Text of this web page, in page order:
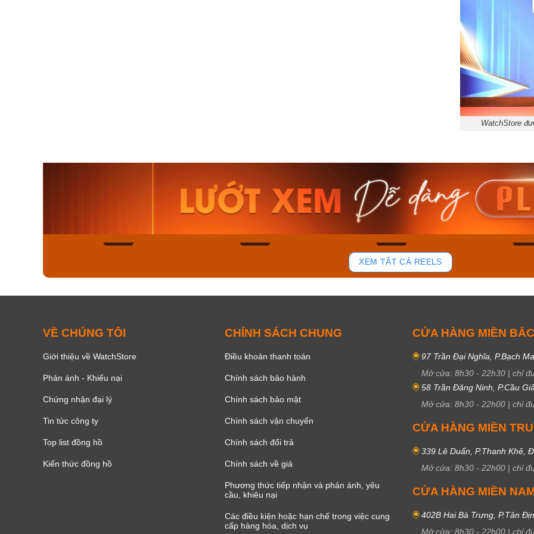
WatchStore
Casio Nam MTS-
115D-1AVDF
2.823.000₫
2.399.550₫
Mua ngay
47
Casio Nam MTS-
RS100L-1AVDF
4.276.000₫
3.634.600₫
Casio
230EL-
Mua
XEM TẤT CẢ REELS
VỀ CHÚNG TÔI
Giới thiệu về WatchStore
Phản ánh - Khiếu nại
Chứng nhận đại lý
Tin tức công ty
Top list đồng hồ
Kiến thức đồng hồ
CHÍNH SÁCH CHUNG
Điều khoản thanh toán
Chính sách bảo hành
Chính sách bảo mật
Chính sách vận chuyển
Chính sách đổi trả
Chính sách về giá
Phương thức tiếp nhận và phản ánh, yêu
cầu, khiêu nại
Các điều kiện hoặc hạn chế trong việc cung
cấp hàng hóa, dịch vụ
CỬA HÀNG MIỀN BẮC
97 Trần Đại Nghĩa, P.Bạch
Mở cửa: 8h30 - 22h30 | chỉ
58 Trần Đăng Ninh, P.Cầu
Mở cửa: 8h30 - 22h00 | chỉ
CỬA HÀNG MIỀN
339 Lê Duẩn, P.Thanh Khê,
Mở cửa: 8h30 - 22h00 | chỉ
CỬA HÀNG MIỀN
402B Hai Bà Trưng, P.Tân
Mở cửa: 8h30 - 22h00 | chỉ